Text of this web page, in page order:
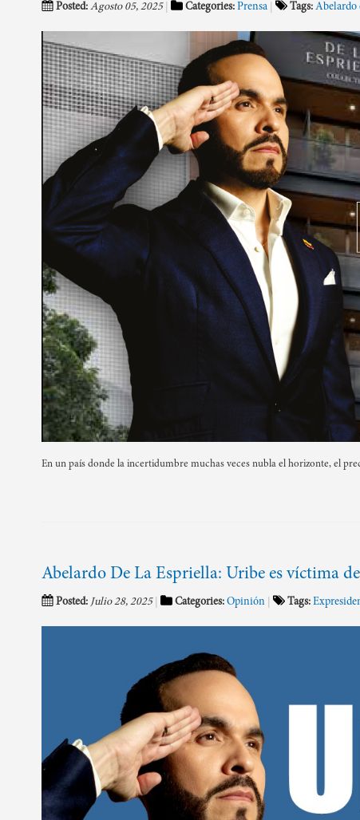
Posted: Agosto 05, 2025 Categories: Prensa Tags: Abelardo
En un país donde la incertidumbre muchas veces nubla el horizonte, el
Abelardo De La Espriella: Uribe es víctima
Posted: Julio 28, 2025 Categories: Opinión Tags: